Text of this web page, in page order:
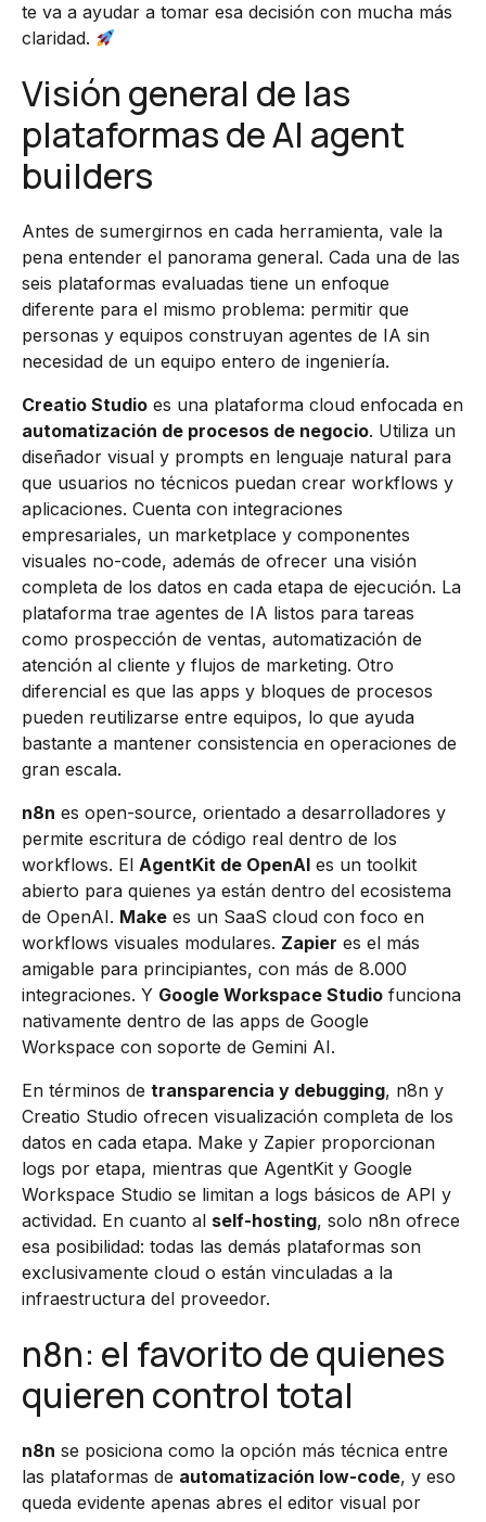
te va a ayudar a tomar esa decisión con mucha más
claridad.
Visión general de las
plataformas de AI agent
builders
Antes de sumergirnos en cada herramienta, vale la
pena entender el panorama general. Cada una de las
seis plataformas evaluadas tiene un enfoque
diferente para el mismo problema: permitir que
personas y equipos construyan agentes de IA sin
necesidad de un equipo entero de ingeniería.
Creatio Studio es una plataforma cloud enfocada en
automatización de procesos de negocio. Utiliza un
diseñador visual y prompts en lenguaje natural para
que usuarios no técnicos puedan crear workflows y
aplicaciones. Cuenta con integraciones
empresariales, un marketplace y componentes
visuales no-code, además de ofrecer una visión
completa de los datos en cada etapa de ejecución. La
plataforma trae agentes de IA listos para tareas
como prospección de ventas, automatización de
atención al cliente y flujos de marketing. Otro
diferencial es que las apps y bloques de procesos
pueden reutilizarse entre equipos, lo que ayuda
bastante a mantener consistencia en operaciones de
gran escala.
n8n es open-source, orientado a desarrolladores y
permite escritura de código real dentro de los
workflows. El AgentKit de OpenAI es un toolkit
abierto para quienes ya están dentro del ecosistema
de OpenAI. Make es un SaaS cloud con foco en
workflows visuales modulares. Zapier es el más
amigable para principiantes, con más de 8.000
integraciones. Y Google Workspace Studio funciona
nativamente dentro de las apps de Google
Workspace con soporte de Gemini AI.
En términos de transparencia y debugging, n8n y
Creatio Studio ofrecen visualización completa de los
datos en cada etapa. Make y Zapier proporcionan
logs por etapa, mientras que AgentKit y Google
Workspace Studio se limitan a logs básicos de API y
actividad. En cuanto al self-hosting, solo n8n ofrece
esa posibilidad: todas las demás plataformas son
exclusivamente cloud o están vinculadas a la
infraestructura del proveedor.
n8n: el favorito de quienes
quieren control total
n8n se posiciona como la opción más técnica entre
las plataformas de automatización low-code, y eso
queda evidente apenas abres el editor visual por